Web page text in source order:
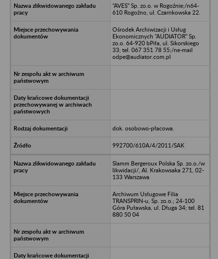
"AVES" Sp. zo.o. w Rogoźnie;/n64-
610 Rogoźno, ul. Czarnkowska 22.
Ośrodek Archiwizacji i Usług
Ekonomicznych "AUDIATOR" Sp.
zo.o. 64-920 bPiła, ul. Sikorskiego
33; tel. 067 351 78 55;/ne-mail
odpe@audiator.com.pl
dok. osobowo-płacowa.
992700/610A/4/2011/SAK
Slamm Bergeroux Polska Sp. zo.o./w
likwidacji/, Al. Krakowsaka 271, 02-
133 Warszawa
Archiwum Usługowe Filia
TRANSPRIN-u, Sp. zo.o.; 24-100
Góra Puławska, ul. Długa 34; tel. 81
880 50 04